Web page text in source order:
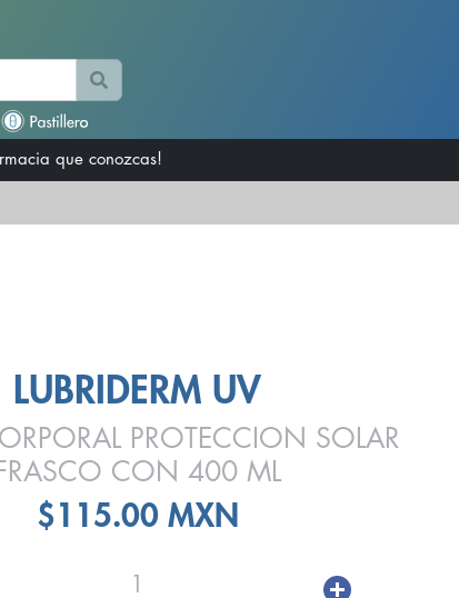
que conozcas!
LUBRIDERM UV
PROTECCION SOLAR
FRASCO CON 400 ML
$115.00 MXN
1